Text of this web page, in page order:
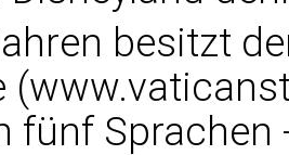
besitzt
(
fünf Sprachen